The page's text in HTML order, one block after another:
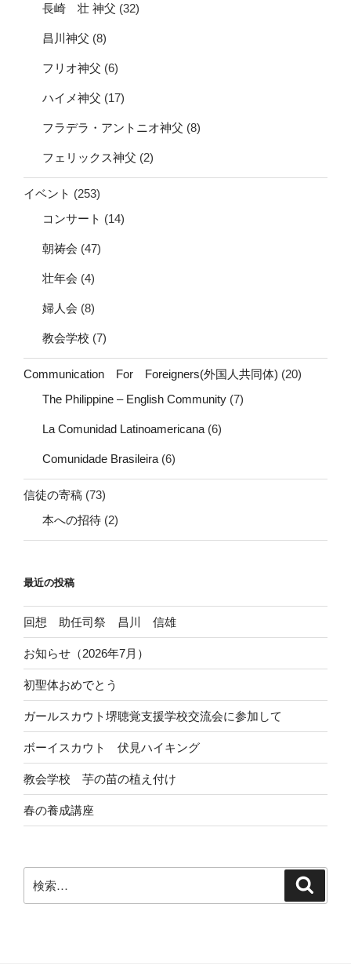
長崎 壮 神父 (32)
昌川神父 (8)
フリオ神父 (6)
ハイメ神父 (17)
フラデラ・アントニオ神父 (8)
フェリックス神父 (2)
イベント (253)
コンサート (14)
朝祷会 (47)
壮年会 (4)
婦人会 (8)
教会学校 (7)
Communication For Foreigners(外国人共同体) (20)
The Philippine – English Community (7)
La Comunidad Latinoamericana (6)
Comunidade Brasileira (6)
信徒の寄稿 (73)
本への招待 (2)
最近の投稿
回想 助任司祭 昌川 信雄
お知らせ（2026年7月）
初聖体おめでとう
ガールスカウト堺聴覚支援学校交流会に参加して
ボーイスカウト 伏見ハイキング
教会学校 芋の苗の植え付け
春の養成講座
索: